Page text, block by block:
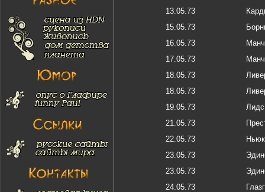
13.05.73
15.05.73
16.05.73
17.05.73
18.05.73
18.05.73
19.05.73
Лидс
21.05.73
22.05.73
23.05.73
23.05.73
24.05.73